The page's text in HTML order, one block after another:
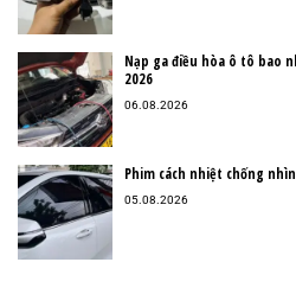
Nạp ga điều hòa ô tô bao
2026
06.08.2026
Phim cách nhiệt chống
05.08.2026